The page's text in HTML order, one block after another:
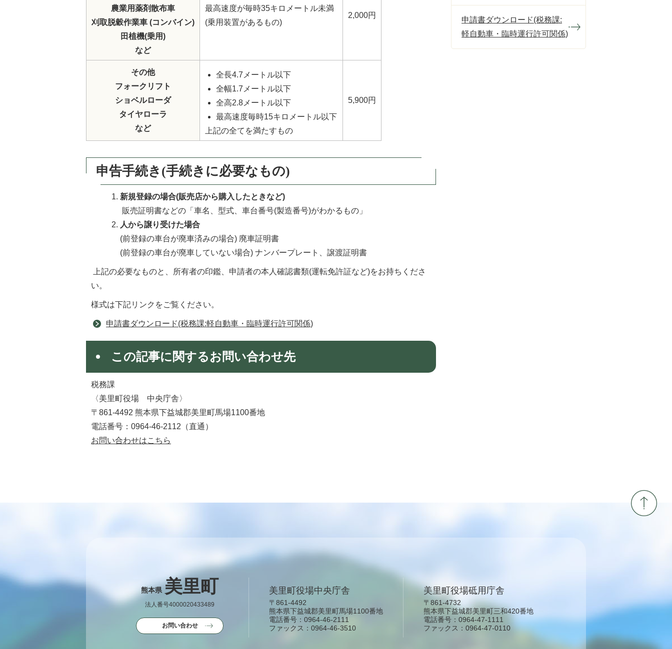
農業用薬剤散布車
刈取脱穀作業車 (コンバイン)
田植機(乗用)
など
最高速度が毎時35キロメートル未満
(乗用装置があるもの)
2,000円
その他
フォークリフト
ショベルローダ
タイヤローラ
など
全長4.7メートル以下
全幅1.7メートル以下
全高2.8メートル以下
最高速度毎時15キロメートル以下
上記の全てを満たすもの
5,900円
申告手続き(手続きに必要なもの)
新規登録の場合(販売店から購入したときなど)
販売証明書などの「車名、型式、車台番号(製造番号)がわかるもの」
人から譲り受けた場合
(前登録の車台が廃車済みの場合) 廃車証明書
(前登録の車台が廃車していない場合) ナンバープレート、譲渡証明書
上記の必要なものと、所有者の印鑑、申請者の本人確認書類(運転免許証など)をお持ちくださ
い。
様式は下記リンクをご覧ください。
申請書ダウンロード(税務課:軽自動車・臨時運行許可関係)
この記事に関するお問い合わせ先
税務課
〈美里町役場 中央庁舎〉
〒861-4492 熊本県下益城郡美里町馬場1100番地
電話番号：0964-46-2112（直通）​​​​​​​
お問い合わせはこちら
申請書ダウンロード(税務課:
軽自動車・臨時運行許可関係)
熊本県 美里町
法人番号4000020433489
お問い合わせ
美里町役場中央庁舎
〒861-4492
熊本県下益城郡美里町馬場1100番地
電話番号：0964-46-2111
ファックス：0964-46-3510
美里町役場砥用庁舎
〒861-4732
熊本県下益城郡美里町三和420番地
電話番号：0964-47-1111
ファックス：0964-47-0110